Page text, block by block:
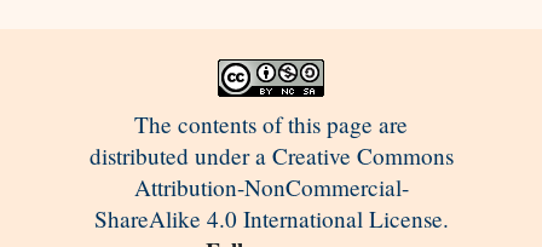
The contents of this page are
distributed under a Creative Commons
Attribution-NonCommercial-
ShareAlike 4.0 International License.